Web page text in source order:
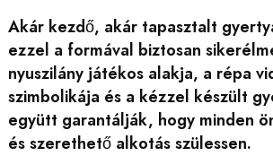
Akár kezdő, akár tapasztalt
ezzel a formával biztosan
nyuszilány játékos alakja, a répa
szimbolikája és a kézzel készült
együtt garantálják, hogy minden
és szerethető alkotás szülessen.